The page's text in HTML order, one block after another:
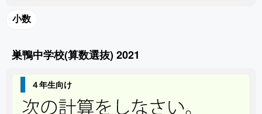
小数
巣鴨中学校(算数選抜) 2021
４年生向け